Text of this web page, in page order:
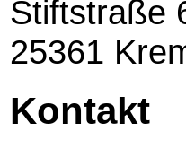
Stiftstraße
25361
Kontakt